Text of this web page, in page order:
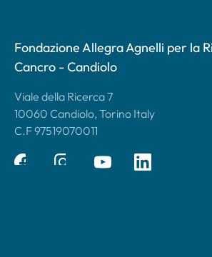
Fondazione Allegra Agnelli per la
Cancro - Candiolo
Viale della Ricerca 7
10060 Candiolo, Torino Italy
C.F 97519070011